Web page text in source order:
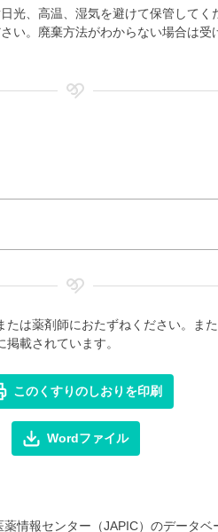
光、高温、湿気を避けて保管してく
い。廃棄方法がわからない場合は受
は薬剤師におたずねください。ま
載されています。
このくすりのしおりを印刷
Wordファイル
薬情報センター（JAPIC）のデータ